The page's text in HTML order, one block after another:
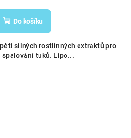
hodnocení
produktu
z
5
Do košíku
silných rostlinných extraktů pro
tuků. Lipo...